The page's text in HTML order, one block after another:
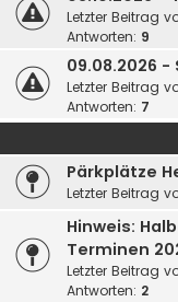
Letzter Beitrag
Antworten: 9
09.08.2026
Letzter Beitrag
Antworten: 7
Pärkplätze
Letzter Beitrag
Hinweis:
Terminen
Letzter Beitrag
Antworten: 2